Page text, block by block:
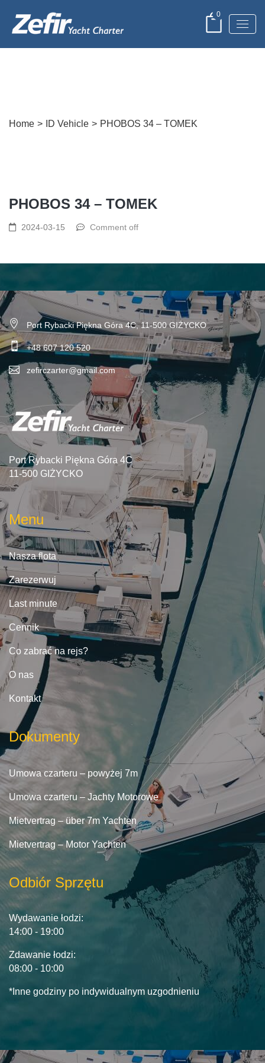
0
Home > ID Vehicle > PHOBOS 34 – TOMEK
PHOBOS 34 – TOMEK
2024-03-15 Comment off
Port Rybacki Piękna Góra 4C, 11-500 GIŻYCKO
+48 607 120 520
zefirczarter@gmail.com
Port Rybacki Piękna Góra 4C
11-500 GIŻYCKO
Menu
Nasza flota
Zarezerwuj
Last minute
Cennik
Co zabrać na rejs?
O nas
Kontakt
Dokumenty
Umowa czarteru – powyżej 7m
Umowa czarteru – Jachty Motorowe
Mietvertrag – über 7m Yachten
Mietvertrag – Motor Yachten
Odbiór Sprzętu
Wydawanie łodzi:
14:00 - 19:00
Zdawanie łodzi:
08:00 - 10:00
*Inne godziny po indywidualnym uzgodnieniu